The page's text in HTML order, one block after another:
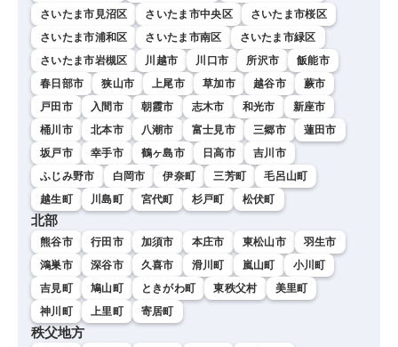
さいたま市見沼区 さいたま市中央区
さいたま市桜区
さいたま市浦和区
さいたま市南区
さいたま市緑区
さいたま市岩槻区
川越市 川口市 所沢市
飯能市
春日部市
狭山市 上尾市 草加市 越谷市
蕨市
戸田市
入間市 朝霞市 志木市 和光市
新座市
桶川市
北本市 八潮市 富士見市 三郷市
蓮田市
坂戸市
幸手市 鶴ヶ島市 日高市
吉川市
ふじみ野市
白岡市 伊奈町 三芳町
毛呂山町
越生町
川島町 宮代町 杉戸町 松伏町
北部
熊谷市 行田市 加須市 本庄市 東松山市
羽生市
鴻巣市
深谷市 久喜市 滑川町 嵐山町
小川町
吉見町
鳩山町 ときがわ町 東秩父村
美里町
神川町
上里町 寄居町
秩父地方